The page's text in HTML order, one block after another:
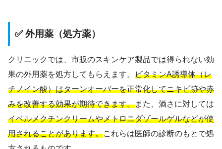
✅ 外用薬（処方薬）
クリニックでは、市販のスキンケア製品では得られない効
果の外用薬を処方してもらえます。 ビタミンA誘導体（レ
チノイン酸）はターンオーバーを正常化してニキビ跡や赤
みを改善する効果が期待できます。また、酒さに対しては
イベルメクチンクリームやメトロニダゾールゲルなどが使
用されることがあります。これらは医師の診断のもとで処